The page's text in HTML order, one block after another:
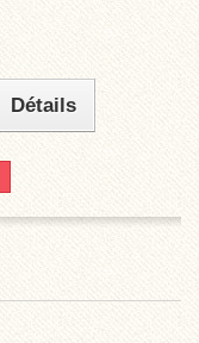
Détails